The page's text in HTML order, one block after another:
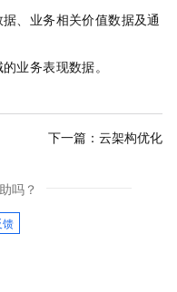
、业务相关价值数据及通
业务表现数据。
下一篇： 云架构优化
吗？
馈